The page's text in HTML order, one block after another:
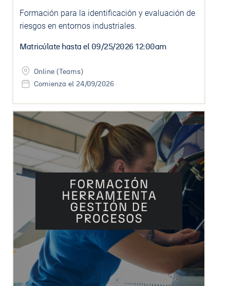
Formación para la identificación y evaluación de
riesgos en entornos industriales.
Matricúlate hasta el 09/25/2026 12:00am
Online (Teams)
Comienza el 24/09/2026